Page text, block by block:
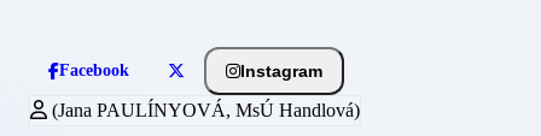
Facebook Instagram
(Jana PAULÍNYOVÁ, MsÚ Handlová)